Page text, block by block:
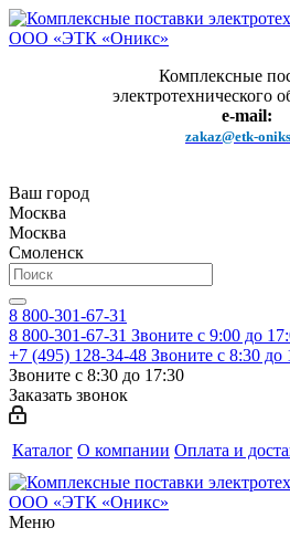
Комплексные
электротехнического
e-mail:
zakaz@etk-
Ваш город
Москва
Москва
Смоленск
8 800-301-67-31
8 800-301-67-31 Звоните с 9:00 до
+7 (495) 128-34-48 Звоните с 8:30 до
Звоните с 8:30 до 17:30
Заказать звонок
Каталог О компании Оплата и
Меню